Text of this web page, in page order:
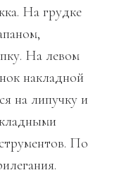
На грудке
На левом
накладной
на липучку и
По